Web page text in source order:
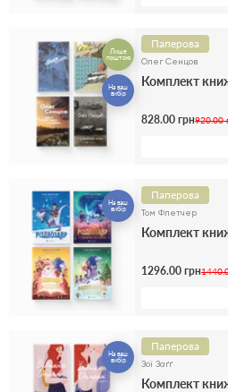
Лише
поштою
На ваш
вибір
Паперова
Олег Сенцов
Комплект
828.00 грн920.00
На ваш
вибір
Паперова
Том Флетчер
Комплект
1296.00 грн
На ваш
вибір
Паперова
Зої Заґґ
Комплект